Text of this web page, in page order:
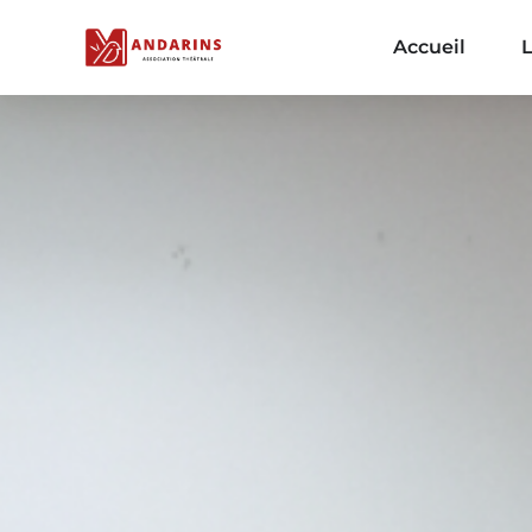
Accueil